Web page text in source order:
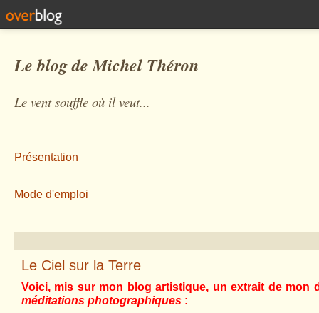
Le blog de Michel Théron
Le vent souffle où il veut...
Présentation
Mode d'emploi
Le Ciel sur la Terre
Voici, mis sur mon blog artistique, un extrait de mon
méditations photographiques :